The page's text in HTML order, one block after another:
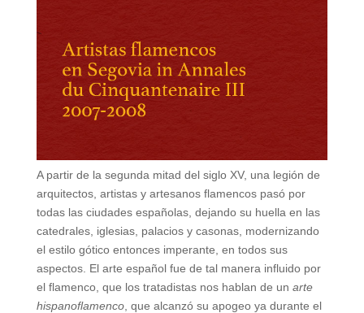
A partir de la segunda mitad del siglo XV, una legión de
arquitectos, artistas y artesanos flamencos pasó por
todas las ciudades españolas, dejando su huella en las
catedrales, iglesias, palacios y casonas, modernizando
el estilo gótico entonces imperante, en todos sus
aspectos. El arte español fue de tal manera influido por
el flamenco, que los tratadistas nos hablan de un arte
hispanoflamenco, que alcanzó su apogeo ya durante el